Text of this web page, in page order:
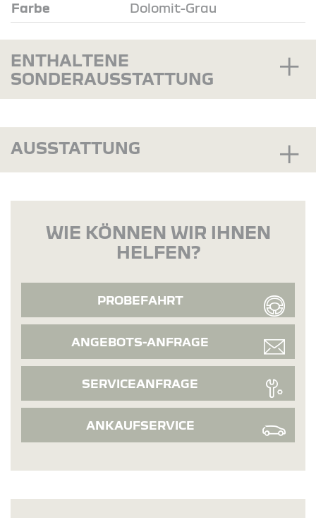
Farbe Dolomit-Grau
ENTHALTENE
SONDERAUSSTATTUNG
AUSSTATTUNG
WIE KÖNNEN WIR IHNEN
HELFEN?
PROBEFAHRT
ANGEBOTS-ANFRAGE
SERVICEANFRAGE
ANKAUFSERVICE